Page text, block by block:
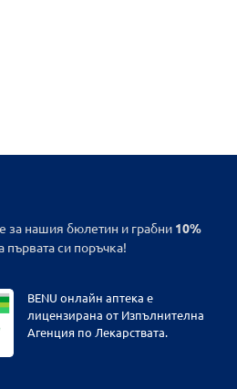
за нашия бюлетин и грабни 10%
първата си поръчка!
BENU онлайн аптека е
лицензирана от Изпълнителна
Агенция по Лекарствата.